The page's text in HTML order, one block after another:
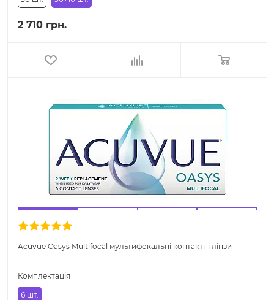
2 710 грн.
Acuvue Oasys Multifocal мультифокальні контактні лінзи
Комплектація
6 шт.